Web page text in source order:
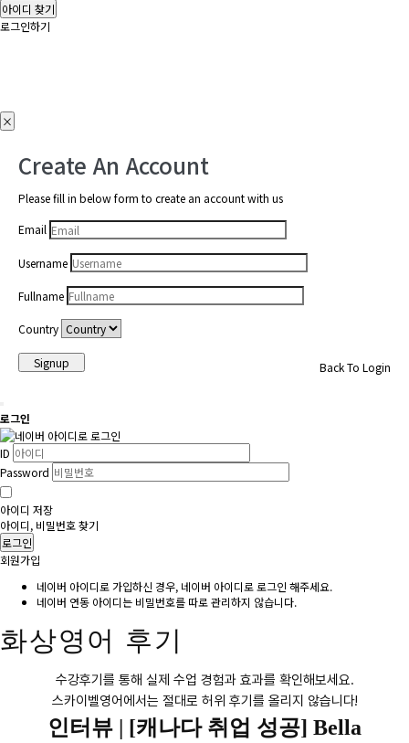
아이디 찾기
로그인하기
×
Create An Account
Please fill in below form to create an account with us
Email
Username
Fullname
Country
Signup Back To Login
로그인
ID
Password
아이디 저장
아이디, 비밀번호 찾기
로그인
회원가입
네이버 아이디로 가입하신 경우, 네이버 아이디로 로그인 해주세요.
네이버 연동 아이디는 비밀번호를 따로 관리하지 않습니다.
화상영어 후기
수강후기를 통해 실제 수업 경험과 효과를 확인해보세요.
스카이벨영어에서는 절대로 허위 후기를 올리지 않습니다!
인터뷰 | [캐나다 취업 성공] Bella